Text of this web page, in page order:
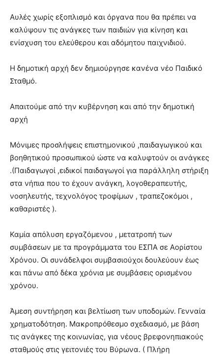
Αυλές χωρίς εξοπλισμό και όργανα που θα πρέπει να
καλύψουν τις ανάγκες των παιδιών για κίνηση και
ενίσχυση του ελεύθερου και αδόμητου παιχνιδιού.
Η δημοτική αρχή δεν δημιούργησε κανένα νέο Παιδικό
Σταθμό.
Απαιτούμε από την κυβέρνηση και από την δημοτική
αρχή
Μόνιμες προσλήψεις επιστημονικού ,παιδαγωγικού και
βοηθητικού προσωπικού ώστε να καλυφτούν οι ανάγκες
.(Παιδαγωγοί ,ειδικοί παιδαγωγοί για παράλληλη στήριξη
στα νήπια που το έχουν ανάγκη, λογοθεραπευτής,
νοσηλευτής, τεχνολόγος τροφίμων , τραπεζοκόμοι ,
καθαριστές ).
Καμία απόλυση εργαζόμενου , μετατροπή των
συμβάσεων με τα προγράμματα του ΕΣΠΑ σε Αορίστου
Χρόνου. Οι συνάδελφοι συμβασιούχοι δουλεύουν έως
και πάνω από δέκα χρόνια με συμβάσεις ορισμένου
χρόνου.
Άμεση συντήρηση και βελτίωση των υποδομών. Γενναία
χρηματοδότηση. Μακροπρόθεσμο σχεδιασμό, με βάση
τις ανάγκες της κοινωνίας, για νέους βρεφονηπιακούς
σταθμούς στις γειτονιές του Βύρωνα. ( Πλήρη